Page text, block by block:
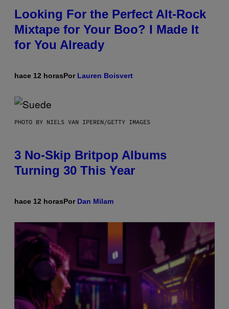
Looking For the Perfect Alt-Rock
Mixtape for Your Boo? I Made It
for You Already
hace 12 horasPor Lauren Boisvert
PHOTO BY NIELS VAN IPEREN/GETTY IMAGES
3 No-Skip Britpop Albums
Turning 30 This Year
hace 12 horasPor Dan Milam